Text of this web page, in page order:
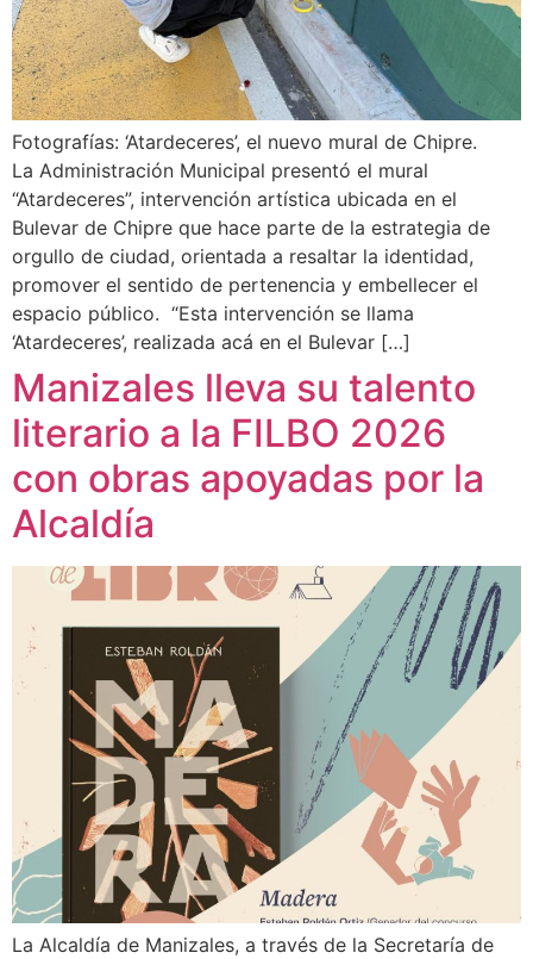
Fotografías: ‘Atardeceres’, el nuevo mural de Chipre.
La Administración Municipal presentó el mural
“Atardeceres”, intervención artística ubicada en el
Bulevar de Chipre que hace parte de la estrategia de
orgullo de ciudad, orientada a resaltar la identidad,
promover el sentido de pertenencia y embellecer el
espacio público. “Esta intervención se llama
‘Atardeceres’, realizada acá en el Bulevar […]
Manizales lleva su talento
literario a la FILBO 2026
con obras apoyadas por la
Alcaldía
La Alcaldía de Manizales, a través de la Secretaría de